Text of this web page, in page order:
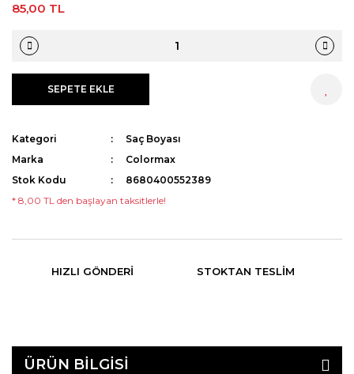
85,00 TL
SEPETE EKLE
Kategori
Saç Boyası
Marka
Colormax
Stok Kodu
8680400552389
* 8,00 TL den başlayan taksitlerle!
HIZLI GÖNDERI STOKTAN TESLIM
ÜRÜN BİLGİSİ